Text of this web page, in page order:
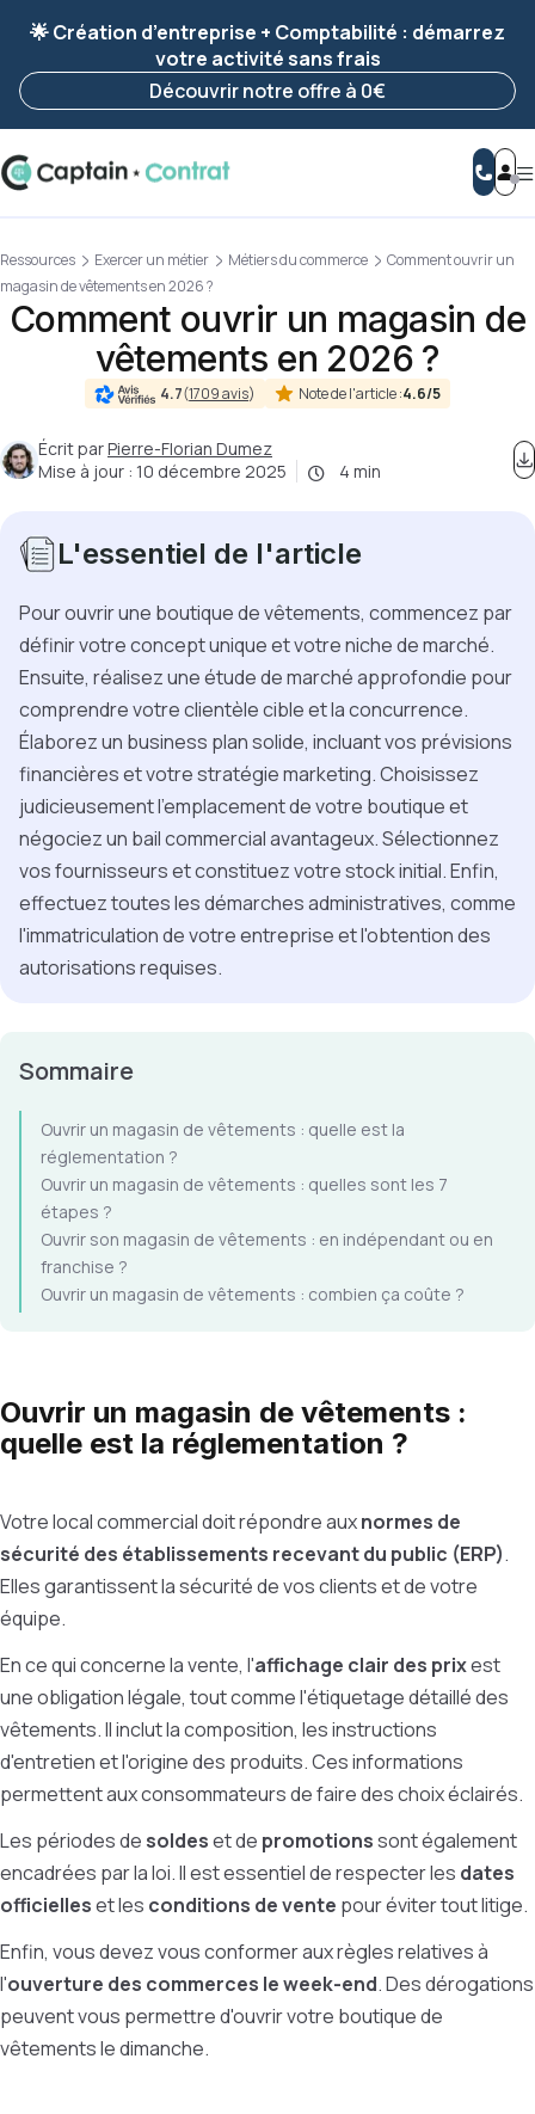
enregistrée 🚀
Reprendre ma démarche
🌟 Création d’entreprise + Comptabilité : démarrez
votre activité sans frais
Découvrir notre offre à 0€
Ressources Exercer un métier Métiers du commerce
Comment ouvrir un
magasin de vêtements en 2026 ?
Comment ouvrir un magasin de
vêtements en 2026 ?
4.7(1709 avis) Note de l'article :4.6/5
Écrit parPierre-Florian Dumez
Mise à jour : 10 décembre 2025 4 min
L'essentiel de l'article
Pour ouvrir une boutique de vêtements, commencez par
définir votre concept unique et votre niche de marché.
Ensuite, réalisez une étude de marché approfondie pour
comprendre votre clientèle cible et la concurrence.
Élaborez un business plan solide, incluant vos prévisions
financières et votre stratégie marketing. Choisissez
judicieusement l'emplacement de votre boutique et
négociez un bail commercial avantageux. Sélectionnez
vos fournisseurs et constituez votre stock initial. Enfin,
effectuez toutes les démarches administratives, comme
l'immatriculation de votre entreprise et l'obtention des
autorisations requises.
Sommaire
Ouvrir un magasin de vêtements : quelle est la
réglementation ?
Ouvrir un magasin de vêtements : quelles sont les 7
étapes ?
Ouvrir son magasin de vêtements : en indépendant ou en
franchise ?
Ouvrir un magasin de vêtements : combien ça coûte ?
Ouvrir un magasin de vêtements :
quelle est la réglementation ?
Votre local commercial doit répondre auxnormes de
sécurité des établissements recevant du public (ERP).
Elles garantissent la sécurité de vos clients et de votre
équipe.
En ce qui concerne la vente, l'affichage clair des prixest
une obligation légale, tout comme l'étiquetage détaillé des
vêtements. Il inclut la composition, les instructions
d'entretien et l'origine des produits. Ces informations
permettent aux consommateurs de faire des choix éclairés.
Les périodes de soldeset de promotionssont également
encadrées par la loi. Il est essentiel de respecter les dates
officielleset les conditions de vente pour éviter tout litige.
Enfin, vous devez vous conformer aux règles relatives à
l'ouverture des commerces le week-end. Des dérogations
peuvent vous permettre d'ouvrir votre boutique de
vêtements le dimanche.